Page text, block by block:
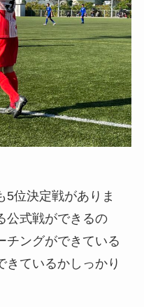
5位決定戦がありま
公式戦ができるの
チングができている
きているかしっかり